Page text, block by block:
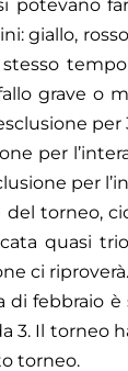
giallo,
grave o
per
per
del torneo,
quasi
ci riproverà.
di febbraio
3. Il torneo
torneo.